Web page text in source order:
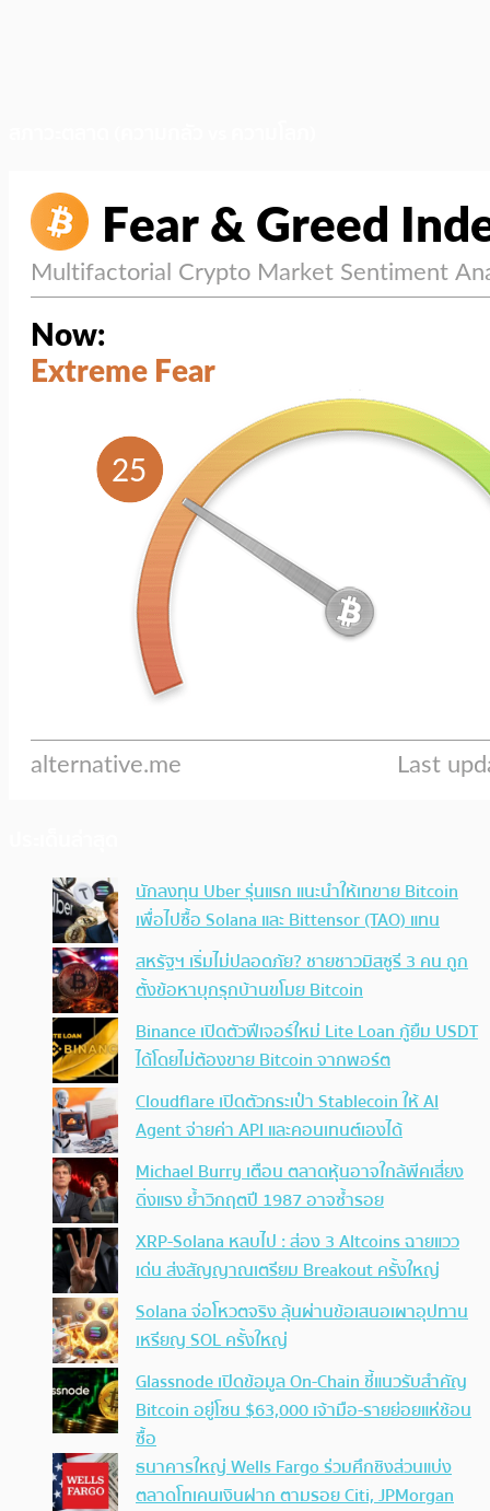
นักลงทุน Uber รุ่นแรก แนะนำให้เทขาย Bitcoin
เพื่อไปซื้อ Solana และ Bittensor (TAO) แทน
สหรัฐฯ เริ่มไม่ปลอดภัย? ชายชาวมิสซูรี 3 คน ถูก
ตั้งข้อหาบุกรุกบ้านขโมย Bitcoin
Binance เปิดตัวฟีเจอร์ใหม่ Lite Loan กู้ยืม USDT
ได้โดยไม่ต้องขาย Bitcoin จากพอร์ต
Cloudflare เปิดตัวกระเป๋า Stablecoin ให้ AI
Agent จ่ายค่า API และคอนเทนต์เองได้
Michael Burry เตือน ตลาดหุ้นอาจใกล้พีคเสี่ยง
ดิ่งแรง ย้ำวิกฤตปี 1987 อาจซ้ำรอย
XRP-Solana หลบไป : ส่อง 3 Altcoins ฉายแวว
เด่น ส่งสัญญาณเตรียม Breakout ครั้งใหญ่
Solana จ่อโหวตจริง ลุ้นผ่านข้อเสนอเผาอุปทาน
เหรียญ SOL ครั้งใหญ่
Glassnode เปิดข้อมูล On-Chain ชี้แนวรับสำคัญ
Bitcoin อยู่โซน $63,000 เจ้ามือ-รายย่อยแห่ช้อน
ซื้อ
ธนาคารใหญ่ Wells Fargo ร่วมศึกชิงส่วนแบ่ง
ตลาดโทเคนเงินฝาก ตามรอย Citi, JPMorgan